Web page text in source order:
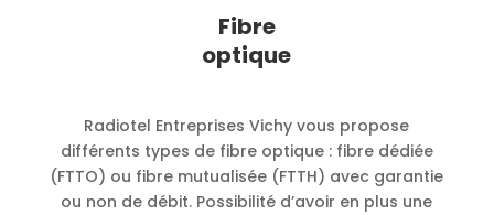
Fibre
optique
Radiotel Entreprises Vichy vous propose
différents types de fibre optique : fibre dédiée
(FTTO) ou fibre mutualisée (FTTH) avec garantie
ou non de débit. Possibilité d’avoir en plus une